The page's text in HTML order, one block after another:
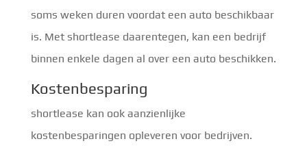
soms weken duren voordat een auto beschikbaar
is. Met shortlease daarentegen, kan een bedrijf
binnen enkele dagen al over een auto beschikken.
Kostenbesparing
shortlease kan ook aanzienlijke
kostenbesparingen opleveren voor bedrijven.